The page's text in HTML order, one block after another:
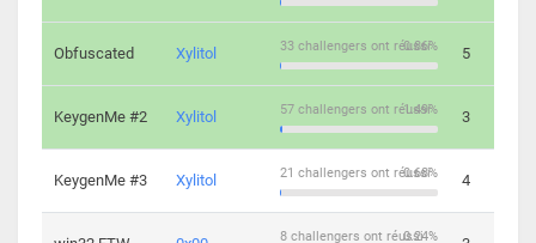
Obfuscated Xylitol 0.86%
33 challengers ont réussi 5
KeygenMe #2 Xylitol 1.49%
57 challengers ont réussi 3
KeygenMe #3 Xylitol 0.68%
21 challengers ont réussi 4
0.24%
8 challengers ont réussi